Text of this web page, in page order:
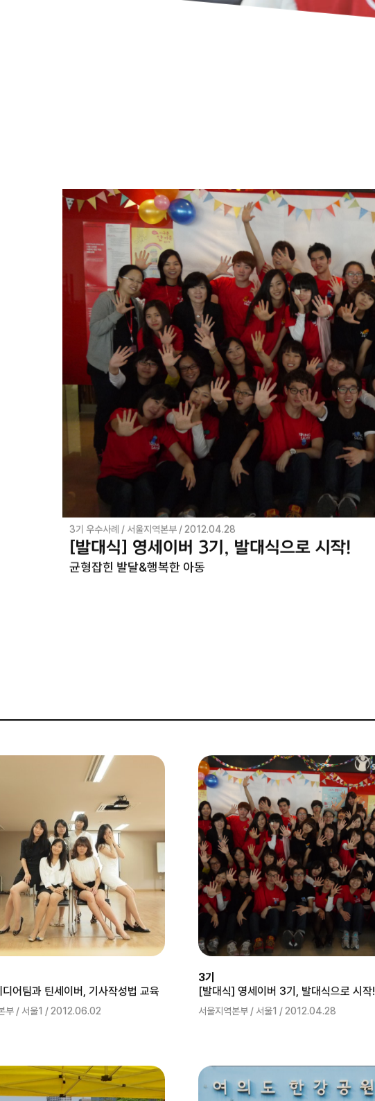
3기 우수사례 / 서울지역본부 / 2012.04.28
[발대식] 영세이버 3기, 발대식으로 시작!
균형잡힌 발달&행복한 아동
3기 우수사례 / 서울지역본부 / 2012.04.28
[발대식] 영세이버 3기, 발대식으로 시작!
균형잡힌 발달&행복한 아동
3기 우수사례 / 서울지역본부 / 2012.04.28
[발대식] 영세이버 3기, 발대식으로 시작!
균형잡힌 발달&행복한 아동
어팀과 틴세이버, 기사작성법 교육
부 / 서울1 / 2012.06.02
3기
[발대식] 영세이버 3기, 발대식으로 시작!
서울지역본부 / 서울1 / 2012.04.28